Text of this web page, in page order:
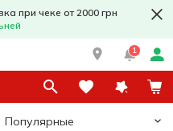
при чеке от 2000 грн
1
Популярные